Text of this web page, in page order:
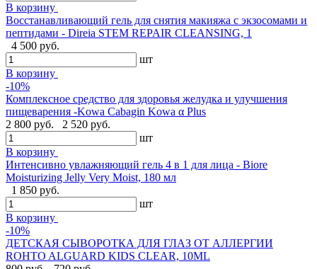
В корзину
Восстанавливающий гель для снятия макияжа с экзосомами и
пептидами - Direia STEM REPAIR CLEANSING, 1
4 500 руб.
шт
В корзину
-10%
Комплексное средство для здоровья желудка и улучшения
пищеварения -Kowa Cabagin Kowa α Plus
2 800 руб.
2 520 руб.
шт
В корзину
Интенсивно увлажняющий гель 4 в 1 для лица - Biore
Moisturizing Jelly Very Moist, 180 мл
1 850 руб.
шт
В корзину
-10%
ДЕТСКАЯ СЫВОРОТКА ДЛЯ ГЛАЗ ОТ АЛЛЕРГИИ
ROHTO ALGUARD KIDS CLEAR, 10ML